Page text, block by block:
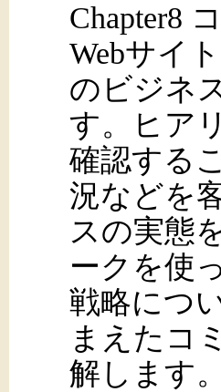
Chapter8
Webサイ
のビジネ
す。ヒア
確認する
況などを
スの実態
ークを使
戦略につ
まえたコ
解します。